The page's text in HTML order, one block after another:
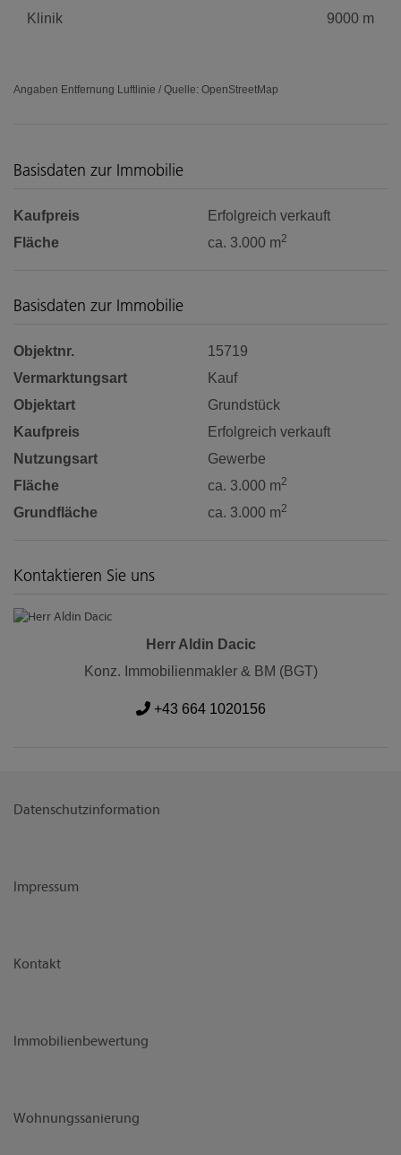
Klinik
9000 m
Angaben Entfernung Luftlinie / Quelle: OpenStreetMap
Basisdaten zur Immobilie
Kaufpreis
Erfolgreich verkauft
Fläche
ca. 3.000 m2
Basisdaten zur Immobilie
Objektnr.
15719
Vermarktungsart
Kauf
Objektart
Grundstück
Kaufpreis
Erfolgreich verkauft
Nutzungsart
Gewerbe
Fläche
ca. 3.000 m2
Grundfläche ca. 3.000 m2
Kontaktieren Sie uns
Herr Aldin Dacic
Konz. Immobilienmakler & BM (BGT)
+43 664 1020156
Datenschutzinformation
Impressum
Kontakt
Immobilienbewertung
Wohnungssanierung